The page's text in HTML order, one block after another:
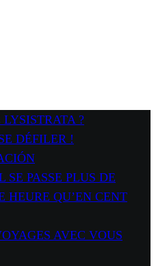
?
DÉFILER !
SE PASSE PLUS DE
HEURE QU’EN CENT
AVEC VOUS